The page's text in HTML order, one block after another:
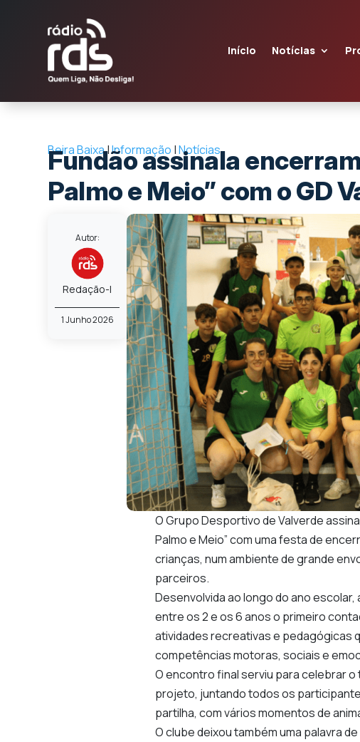
Início Notícias
Beira Baixa|Informação |Notícias
Fundão assinala
Palmo e Meio” com o GD
Autor:
Redação-I
1 Junho 2026
OGrupo Desportivo de Valverde
Palmo e Meio” com uma festa de
crianças, num ambiente de grande
parceiros.
Desenvolvida ao longo do ano
entre os 2 e os 6 anos o primeiro
atividades recreativas e pedagógicas
competências motoras, sociais e
O encontro final serviu para celebrar
projeto, juntando todos os
partilha, com vários momentos de
O clube deixou também uma palavra